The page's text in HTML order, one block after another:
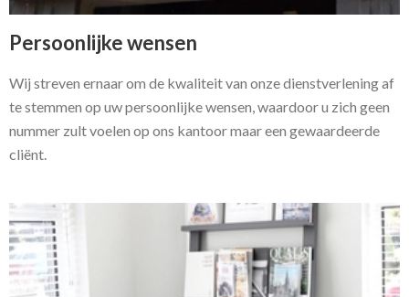
Persoonlijke wensen
Wij streven ernaar om de kwaliteit van onze dienstverlening af
te stemmen op uw persoonlijke wensen, waardoor u zich geen
nummer zult voelen op ons kantoor maar een gewaardeerde
cliënt.